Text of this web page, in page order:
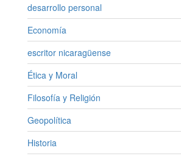
desarrollo personal
Economía
escritor nicaragüense
Ética y Moral
Filosofía y Religión
Geopolítica
Historia